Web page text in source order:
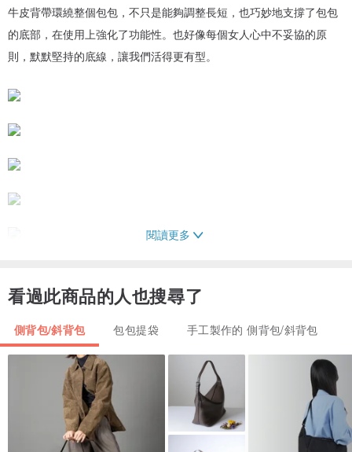
牛皮背帶環繞整個包包，不只是能夠調整長短，也巧妙地支撐了包包
的底部，在使用上強化了功能性。也好像每個女人心中不妥協的原
則，默默堅持的底線，讓我們活得更有型。
顏色/
材質/
厚水洗帆布+厚水洗牛皮背帶+帆布內裡
開口附磁釦+內附ㄧ個拉鍊大內袋20cmx 16cm (銅製YKK拉鍊 )
閱讀更多
看過此商品的人也搜尋了
側背包/斜背包 包包提袋 手工製作的 側背包/斜背包